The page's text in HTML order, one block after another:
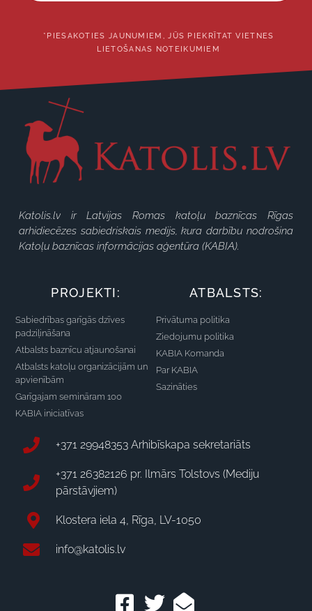
*PIESAKOTIES JAUNUMIEM, JŪS PIEKRĪTAT VIETNES
LIETOŠANAS NOTEIKUMIEM
Katolis.lv ir Latvijas Romas katoļu baznīcas Rīgas
arhidiecēzes sabiedriskais medijs, kura darbību nodrošina
Katoļu baznīcas informācijas aģentūra (KABIA).
PROJEKTI:
Sabiedrības garīgās dzīves
padziļināšana
Atbalsts baznīcu atjaunošanai
Atbalsts katoļu organizācijām un
apvienībām
Garīgajam semināram 100
KABIA iniciatīvas
ATBALSTS:
Privātuma politika
Ziedojumu politika
KABIA Komanda
Par KABIA
Sazināties
+371 29948353 Arhibīskapa sekretariāts
+371 26382126 pr. Ilmārs Tolstovs (Mediju
pārstāvjiem)
Klostera iela 4, Rīga, LV-1050
info@katolis.lv